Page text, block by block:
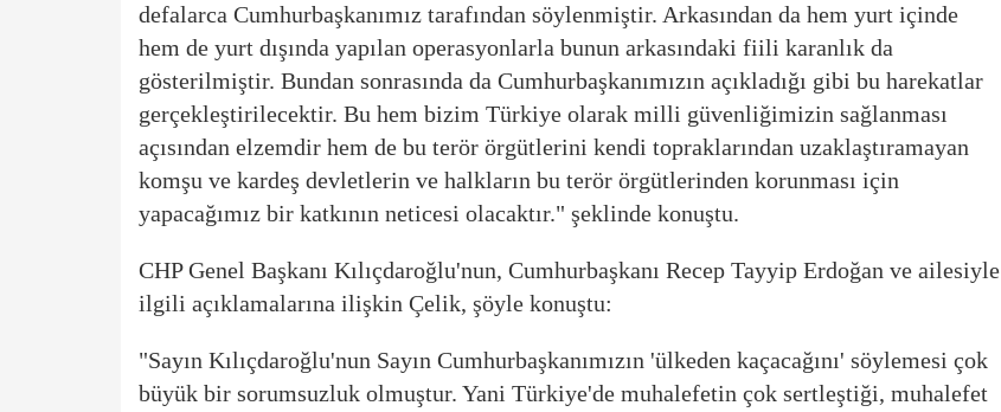
defalarca Cumhurbaşkanımız tarafından söylenmiştir. Arkasından da hem yurt içinde
hem de yurt dışında yapılan operasyonlarla bunun arkasındaki fiili karanlık da
gösterilmiştir. Bundan sonrasında da Cumhurbaşkanımızın açıkladığı gibi bu harekatlar
gerçekleştirilecektir. Bu hem bizim Türkiye olarak milli güvenliğimizin sağlanması
açısından elzemdir hem de bu terör örgütlerini kendi topraklarından uzaklaştıramayan
komşu ve kardeş devletlerin ve halkların bu terör örgütlerinden korunması için
yapacağımız bir katkının neticesi olacaktır." şeklinde konuştu.
CHP Genel Başkanı Kılıçdaroğlu'nun, Cumhurbaşkanı Recep Tayyip Erdoğan ve ailesiyle
ilgili açıklamalarına ilişkin Çelik, şöyle konuştu:
"Sayın Kılıçdaroğlu'nun Sayın Cumhurbaşkanımızın 'ülkeden kaçacağını' söylemesi çok
büyük bir sorumsuzluk olmuştur. Yani Türkiye'de muhalefetin çok sertleştiği, muhalefet